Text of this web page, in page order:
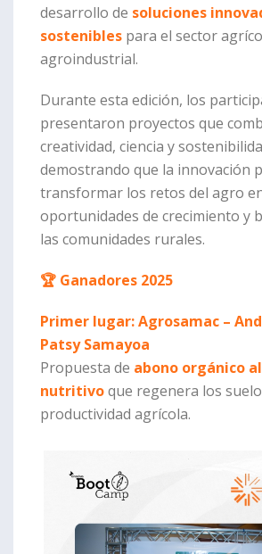
desarrollo de soluciones
sostenibles para el sector
agroindustrial.
Durante esta edición, los
presentaron proyectos que
creatividad, ciencia y
demostrando que la innovación
transformar los retos del agro
oportunidades de crecimiento y
las comunidades rurales.
🏆 Ganadores 2025
Primer lugar: Agrosamac –
Patsy Samayoa
Propuesta de abono orgánico
nutritivoque regenera los
productividad agrícola.